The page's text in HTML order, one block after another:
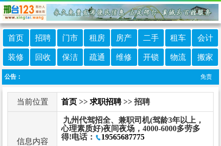
首页 招聘 门市 租房 房产 二手 租车 会计
装修 回收 保洁 疏通 维修 开锁 物流 搬家
公告： 免责声
当前位置 首页 >> 求职招聘>> 招聘
信息内容
九州代驾招全、兼职司机(驾龄3年以上，
心理素质好)夜间夜场，4000-6000多劳多
得!电话：
19565687775